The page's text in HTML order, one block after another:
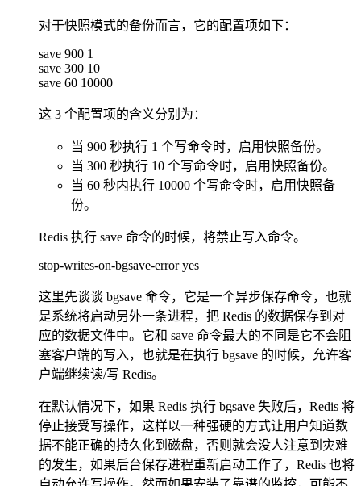
对于快照模式的备份而言，它的配置项如下：
save 900 1
save 300 10
save 60 10000
这 3 个配置项的含义分别为：
当 900 秒执行 1 个写命令时，启用快照备份。
当 300 秒执行 10 个写命令时，启用快照备份。
当 60 秒内执行 10000 个写命令时，启用快照备
份。
Redis 执行 save 命令的时候，将禁止写入命令。
stop-writes-on-bgsave-error yes
这里先谈谈 bgsave 命令，它是一个异步保存命令，也就
是系统将启动另外一条进程，把 Redis 的数据保存到对
应的数据文件中。它和 save 命令最大的不同是它不会阻
塞客户端的写入，也就是在执行 bgsave 的时候，允许客
户端继续读/写 Redis。
在默认情况下，如果 Redis 执行 bgsave 失败后，Redis 将
停止接受写操作，这样以一种强硬的方式让用户知道数
据不能正确的持久化到磁盘，否则就会没人注意到灾难
的发生，如果后台保存进程重新启动工作了，Redis 也将